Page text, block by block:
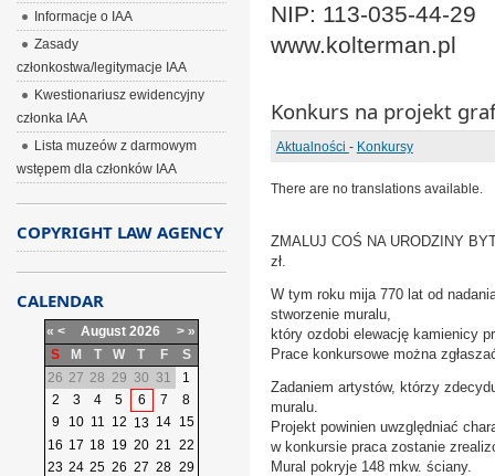
NIP: 113-035-44-29
www.kolterman.pl
Konkurs na projekt
Aktualności - Konkursy
There are no translations available.
ZMALUJ COŚ NA URODZINY
zł.
W tym roku mija 770 lat od
stworzenie muralu,
który ozdobi elewację kamienicy
Prace konkursowe można
Zadaniem artystów, którzy
muralu.
Projekt powinien uwzględniać
w konkursie praca zostanie
Mural pokryje 148 mkw. ściany.
Informacje o IAA
Zasady
członkostwa/legitymacje IAA
Kwestionariusz ewidencyjny
członka IAA
Lista muzeów z darmowym
wstępem dla członków IAA
COPYRIGHT LAW AGENCY
CALENDAR
« < August 2026 > »
S
M T W T F
S
26 27 28 29 30 31
1
2
3 4 5 6 7
8
9
10 11 12 13 14 15
16 17 18 19 20 21 22
23 24 25 26 27 28 29